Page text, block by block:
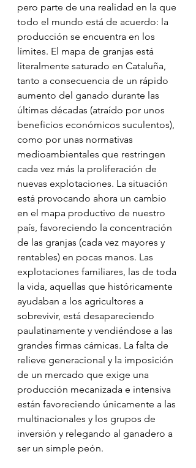
pero parte de una realidad en la que
todo el mundo está de acuerdo: la
producción se encuentra en los
límites. El mapa de granjas está
literalmente saturado en Cataluña,
tanto a consecuencia de un rápido
aumento del ganado durante las
últimas décadas (atraído por unos
beneficios económicos suculentos),
como por unas normativas
medioambientales que restringen
cada vez más la proliferación de
nuevas explotaciones. La situación
está provocando ahora un cambio
en el mapa productivo de nuestro
país, favoreciendo la concentración
de las granjas (cada vez mayores y
rentables) en pocas manos. Las
explotaciones familiares, las de toda
la vida, aquellas que históricamente
ayudaban a los agricultores a
sobrevivir, está desapareciendo
paulatinamente y vendiéndose a las
grandes firmas cárnicas. La falta de
relieve generacional y la imposición
de un mercado que exige una
producción mecanizada e intensiva
están favoreciendo únicamente a las
multinacionales y los grupos de
inversión y relegando al ganadero a
ser un simple peón.